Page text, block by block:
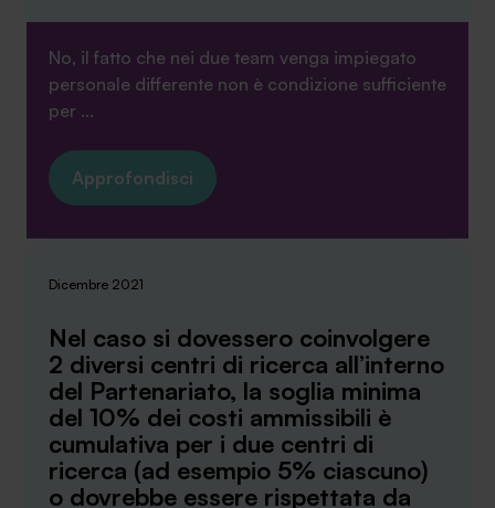
No, il fatto che nei due team venga impiegato
personale differente non è condizione sufficiente
per ...
Approfondisci
Dicembre 2021
Nel caso si dovessero coinvolgere
2 diversi centri di ricerca all’interno
del Partenariato, la soglia minima
del 10% dei costi ammissibili è
cumulativa per i due centri di
ricerca (ad esempio 5% ciascuno)
o dovrebbe essere rispettata da